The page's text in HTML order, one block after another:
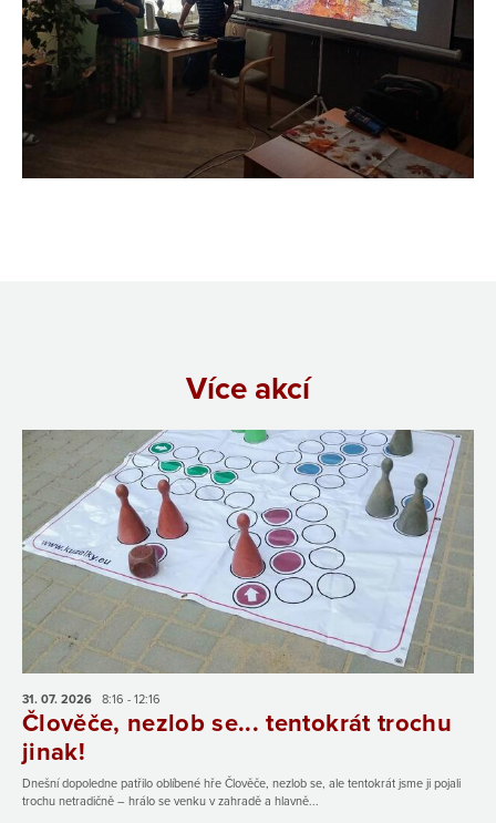
Více akcí
31. 07. 2026 8:16 - 12:16
Člověče, nezlob se... tentokrát trochu
jinak!
Dnešní dopoledne patřilo oblíbené hře Člověče, nezlob se, ale tentokrát jsme ji pojali
trochu netradičně – hrálo se venku v zahradě a hlavně...